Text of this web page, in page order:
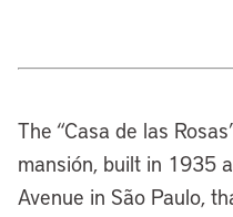
The “Casa de las
mansión, built in 1935
Avenue in São Paulo,